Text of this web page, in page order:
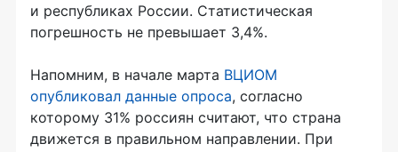
и республиках России. Статистическая
погрешность не превышает 3,4%.
Напомним, в начале марта ВЦИОМ
опубликовал данные опроса, согласно
которому 31% россиян считают, что страна
движется в правильном направлении. При